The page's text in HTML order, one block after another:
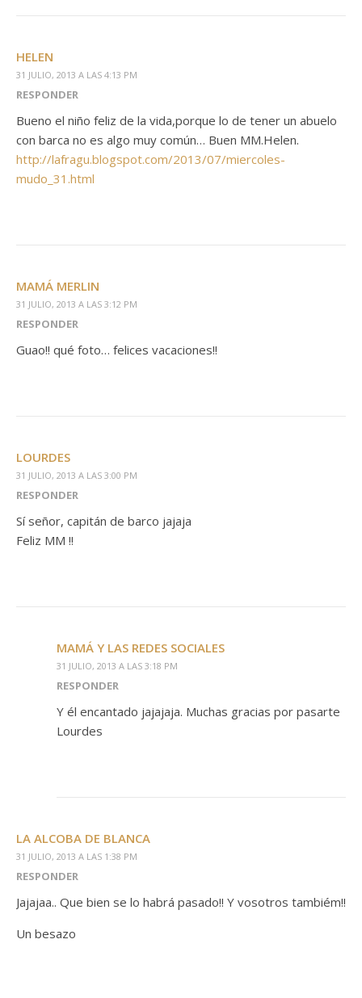
HELEN
31 JULIO, 2013 A LAS 4:13 PM
RESPONDER
Bueno el niño feliz de la vida,porque lo de tener un abuelo
con barca no es algo muy común… Buen MM.Helen.
http://lafragu.blogspot.com/2013/07/miercoles-
mudo_31.html
MAMÁ MERLIN
31 JULIO, 2013 A LAS 3:12 PM
RESPONDER
Guao!! qué foto… felices vacaciones!!
LOURDES
31 JULIO, 2013 A LAS 3:00 PM
RESPONDER
Sí señor, capitán de barco jajaja
Feliz MM !!
MAMÁ Y LAS REDES SOCIALES
31 JULIO, 2013 A LAS 3:18 PM
RESPONDER
Y él encantado jajajaja. Muchas gracias por pasarte
Lourdes
LA ALCOBA DE BLANCA
31 JULIO, 2013 A LAS 1:38 PM
RESPONDER
Jajajaa.. Que bien se lo habrá pasado!! Y vosotros tambiém!!
Un besazo